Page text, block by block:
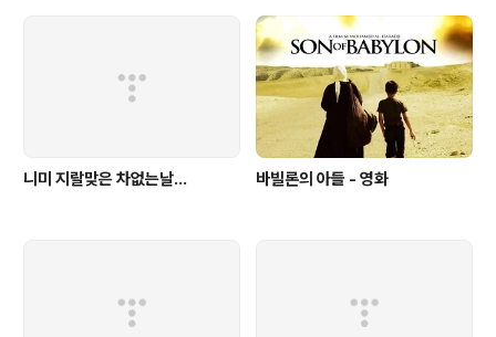
니미 지랄맞은 차없는날... 바빌론의 아들 - 영화